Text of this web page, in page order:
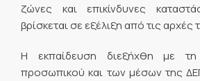
ζώνες και επικίνδυνες
βρίσκεται σε εξέλιξη από τις αρχές
Η εκπαίδευση διεξήχθη με
προσωπικού και των μέσων της